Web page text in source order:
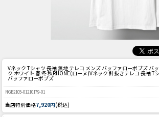
Vネック Tシャツ 長袖 無地 テレコ メンズ バッファローボブズ バ
ク ホワイト 春 冬 秋RHONE(ローヌ)Vネック 針抜きテレコ 長袖 T
バッファローボブズ
NGB2105-01210179-01
当店特別価格7,920円(税込)